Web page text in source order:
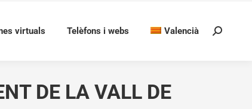
virtuals Telèfons i webs Valencià Search:
DE LA VALL DE